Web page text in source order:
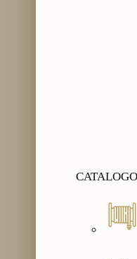
CATALOGO